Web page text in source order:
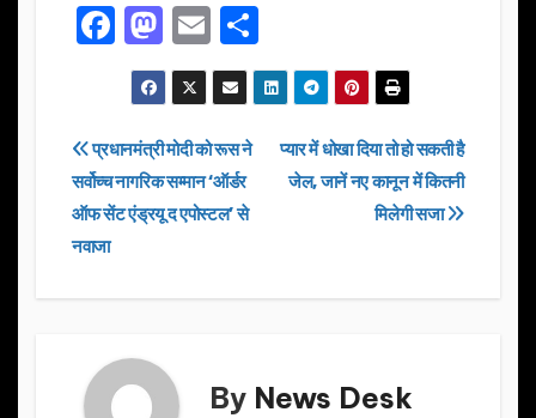
F
a
c
e
b
o
k
M
a
st
o
d
o
E
m
ail
h
ar
e
Post
navigation
प्यार में धोखा दिया तो हो सकती है
जेल, जानें नए कानून में कितनी
मिलेगी सजा
प्रधानमंत्री मोदी को रूस ने
सर्वोच्च नागरिक सम्मान ‘ऑर्डर
ऑफ सेंट एंड्रयू द एपोस्टल’ से
नवाजा
By News Desk